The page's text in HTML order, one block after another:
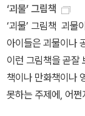
가족의 우정을 담은
4. 레이먼드 브릭
지바람이 불 때에 5. 모리스 샌닥서양에서 독보적 작가인
데 저희 애들은 단 2
한동안 즐겨봤어
6. 윌리엄 스타
았다.나는 외모패권
그래서 나도 이번에
의라 했다. 대통령
츠 차림으로 커피 산
이었다. 물론 새 정
한 누군가를 향해 외
‘괴물’ 그림책
‘괴물’ 그림책 괴물
아이들은 괴물이나
이런 그림책을 곧잘
책이나 만화책이나
못하는 주제에, 어